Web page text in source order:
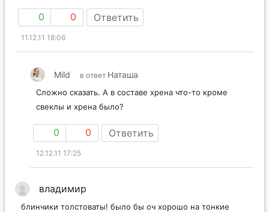
0 0 Ответить
11.12.11 18:06
Mild в ответ Наташа
Сложно сказать. А в составе хрена что-то кроме
свеклы и хрена было?
0 0 Ответить
12.12.11 17:25
владимир
блинчики толстоваты! было бы оч хорошо на тонкие